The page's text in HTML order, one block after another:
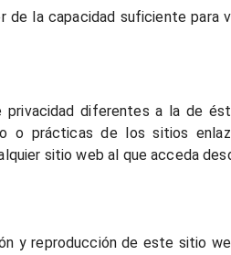
de la capacidad suficiente para
privacidad diferentes a la de
o prácticas de los sitios
sitio web al que acceda
y reproducción de este sitio